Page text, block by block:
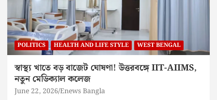
POLITICS HEALTH AND LIFE STYLE WEST BENGAL
স্বাস্থ্য খাতে বড় বাজেট ঘোষণা! উত্তরবঙ্গে IIT-AIIMS,
নতুন মেডিক্যাল কলেজ
June 22, 2026 Enews Bangla